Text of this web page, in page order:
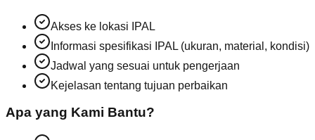
Akses ke lokasi IPAL
Informasi spesifikasi IPAL (ukuran, material, kondisi)
Jadwal yang sesuai untuk pengerjaan
Kejelasan tentang tujuan perbaikan
Apa yang Kami Bantu?